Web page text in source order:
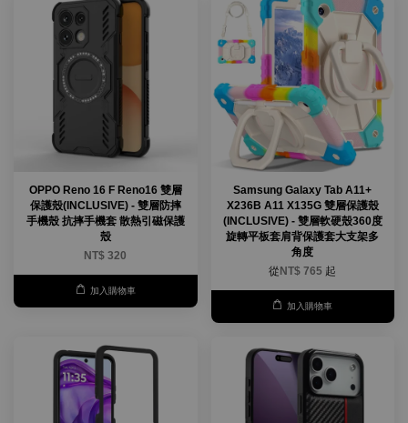
OPPO Reno 16 F Reno16 雙層
保護殼(INCLUSIVE) - 雙層防摔
手機殼 抗摔手機套 散熱引磁保護
殼
NT$ 320
加入購物車
Samsung Galaxy Tab A11+
X236B A11 X135G 雙層保護殼
(INCLUSIVE) - 雙層軟硬殼360度
旋轉平板套肩背保護套大支架多
角度
從 NT$ 765 起
加入購物車